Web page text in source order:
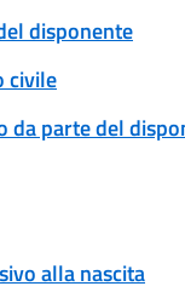
disponente
civile
da parte del
alla nascita